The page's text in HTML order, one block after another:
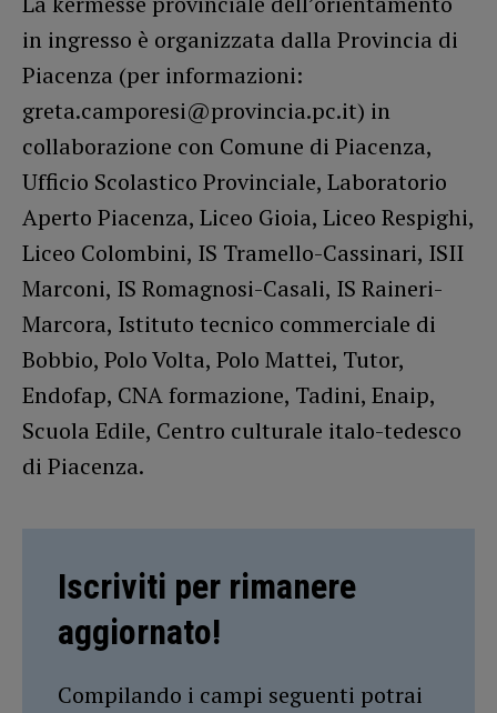
in ingresso è organizzata dalla Provincia di
Piacenza (per informazioni:
greta.camporesi@provincia.pc.it) in
collaborazione con Comune di Piacenza,
Ufficio Scolastico Provinciale, Laboratorio
Aperto Piacenza, Liceo Gioia, Liceo Respighi,
Liceo Colombini, IS Tramello-Cassinari, ISII
Marconi, IS Romagnosi-Casali, IS Raineri-
Marcora, Istituto tecnico commerciale di
Bobbio, Polo Volta, Polo Mattei, Tutor,
Endofap, CNA formazione, Tadini, Enaip,
Scuola Edile, Centro culturale italo-tedesco
di Piacenza.
Iscriviti per rimanere
aggiornato!
Compilando i campi seguenti potrai